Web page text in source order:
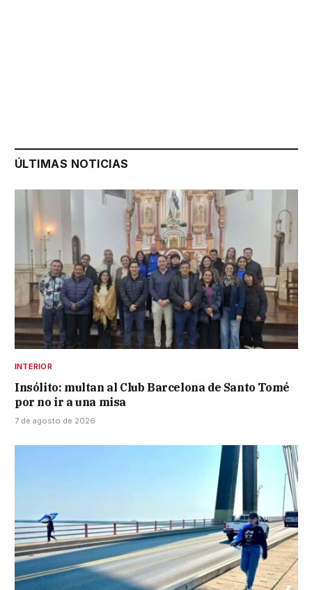
ÚLTIMAS NOTICIAS
INTERIOR
Insólito: multan al Club Barcelona de Santo Tomé
por no ir a una misa
7 de agosto de 2026